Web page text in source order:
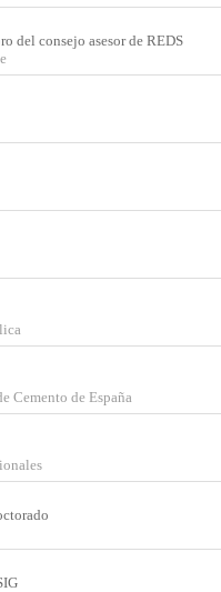
del consejo asesor de REDS
Cemento de España